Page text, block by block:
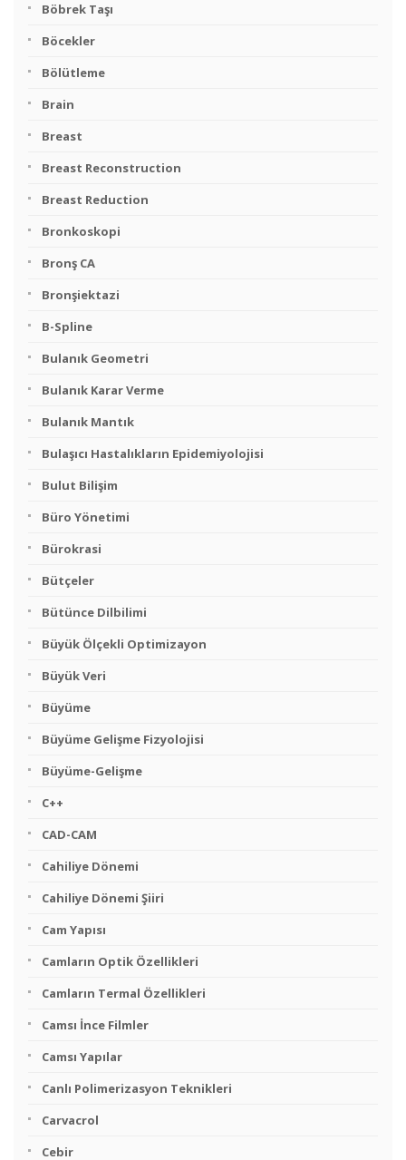
Böbrek Taşı
Böcekler
Bölütleme
Brain
Breast
Breast Reconstruction
Breast Reduction
Bronkoskopi
Bronş CA
Bronşiektazi
B-Spline
Bulanık Geometri
Bulanık Karar Verme
Bulanık Mantık
Bulaşıcı Hastalıkların Epidemiyolojisi
Bulut Bilişim
Büro Yönetimi
Bürokrasi
Bütçeler
Bütünce Dilbilimi
Büyük Ölçekli Optimizayon
Büyük Veri
Büyüme
Büyüme Gelişme Fizyolojisi
Büyüme-Gelişme
C++
CAD-CAM
Cahiliye Dönemi
Cahiliye Dönemi Şiiri
Cam Yapısı
Camların Optik Özellikleri
Camların Termal Özellikleri
Camsı İnce Filmler
Camsı Yapılar
Canlı Polimerizasyon Teknikleri
Carvacrol
Cebir